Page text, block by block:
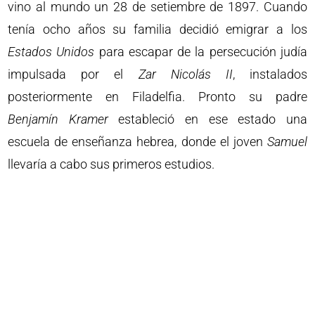
vino al mundo un 28 de setiembre de 1897. Cuando
tenía ocho años su familia decidió emigrar a los
Estados Unidos para escapar de la persecución judía
impulsada por el Zar Nicolás II, instalados
posteriormente en Filadelfia. Pronto su padre
Benjamín Kramerestableció en ese estado una
escuela de enseñanza hebrea, donde el joven Samuel
llevaría a cabo sus primeros estudios.